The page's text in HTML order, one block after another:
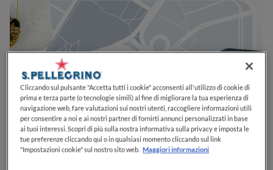
Cliccando sul pulsante "Accetta tutti i cookie" acconsenti all'utilizzo di cookie di
prima e terza parte (o tecnologie simili) al fine di migliorare la tua esperienza di
navigazione web, fare valutazioni sui nostri utenti, raccogliere informazioni utili
per consentire a noi e ai nostri partner di fornirti annunci personalizzati in base
ai tuoi interessi. Scopri di più sulla nostra informativa sulla privacy e imposta le
tue preferenze cliccando qui o in qualsiasi momento cliccando sul link
"Impostazioni cookie" sul nostro sito web. Maggiori informazioni